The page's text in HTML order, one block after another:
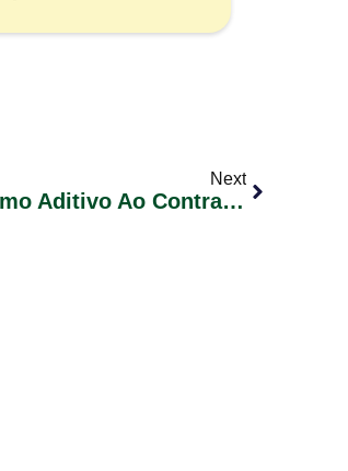
Next
Extrato De Publicação – Primeiro Termo Aditivo Ao Contrato Nº 0608.206-68 Que Entre Si Fazem A Caixa Econômica Federal E O Município De Glorinha.